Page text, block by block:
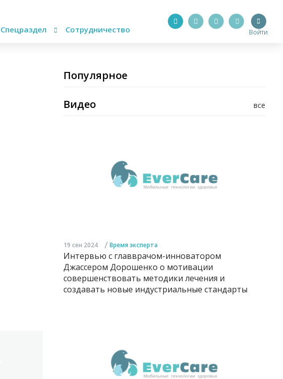
Спецраздел Сотрудничество Войти
Популярное
все
Видео
19 сен 2024 / Время эксперта
Интервью с главврачом-инноватором
Джассером Дорошенко о мотивации
совершенствовать методики лечения и
создавать новые индустриальные стандарты